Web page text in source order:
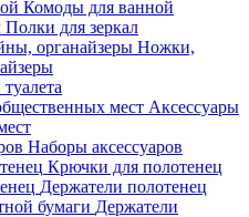
Комоды для ванной
Полки для зеркал
Ножки,
Аксессуары
Наборы аксессуаров
Крючки для полотенец
Держатели полотенец
Держатели